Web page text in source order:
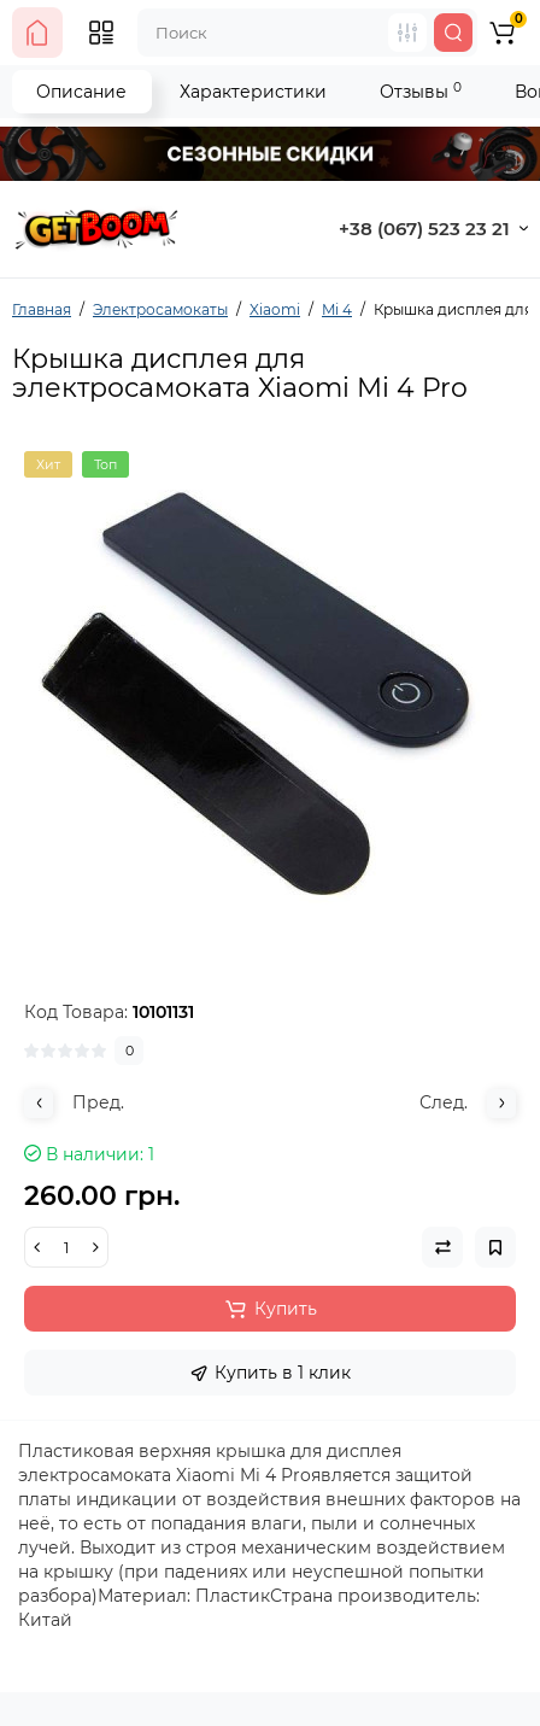
+38 (067) 523 23 21
0
Главная Электросамокаты Xiaomi Mi 4 Крышка дисплея для
Крышка дисплея для
электросамоката Xiaomi Mi 4 Pro
Хит Топ
Код Товара: 10101131
0
Пред. След.
В наличии 1
260.00 грн.
Купить
Купить в 1 клик
Описание Характеристики Отзывы 0
Пластиковая верхняя крышка для дисплея
электросамоката Xiaomi Mi 4 Proявляется защитой
платы индикации от воздействия внешних факторов на
неё, то есть от попадания влаги, пыли и солнечных
лучей. Выходит из строя механическим воздействием
на крышку (при падениях или неуспешной попытки
разбора)Материал: ПластикСтрана производитель:
Китай